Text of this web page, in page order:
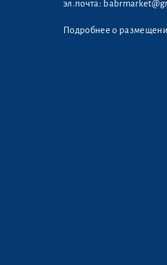
эл.почта:
Подробнее о